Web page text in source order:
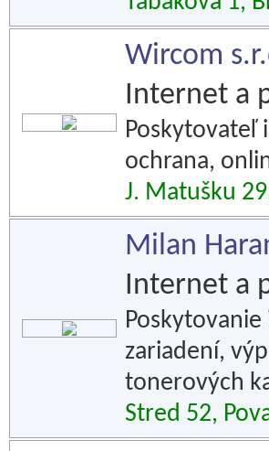
Wircom
Internet a
Poskytovateľ
ochrana,
J. Matušku
Milan
Internet a
zariadení,
tonerových
Stred 52,